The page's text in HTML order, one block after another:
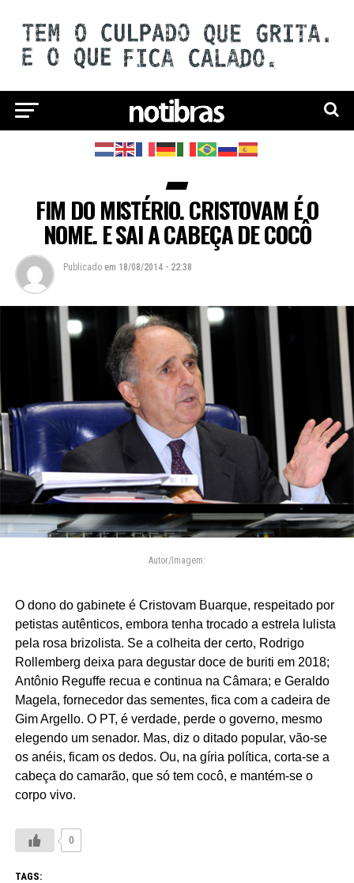
FIM DO MISTÉRIO. CRISTOVAM É O
NOME. E SAI A CABEÇA DE COCÔ
Publicado em 18/08/2014 - 22:38
Autor/Imagem:
O dono do gabinete é Cristovam Buarque, respeitado por
petistas autênticos, embora tenha trocado a estrela lulista
pela rosa brizolista. Se a colheita der certo, Rodrigo
Rollemberg deixa para degustar doce de buriti em 2018;
Antônio Reguffe recua e continua na Câmara; e Geraldo
Magela, fornecedor das sementes, fica com a cadeira de
Gim Argello. O PT, é verdade, perde o governo, mesmo
elegendo um senador. Mas, diz o ditado popular, vão-se
os anéis, ficam os dedos. Ou, na gíria política, corta-se a
cabeça do camarão, que só tem cocô, e mantém-se o
corpo vivo.
0
TAGS: